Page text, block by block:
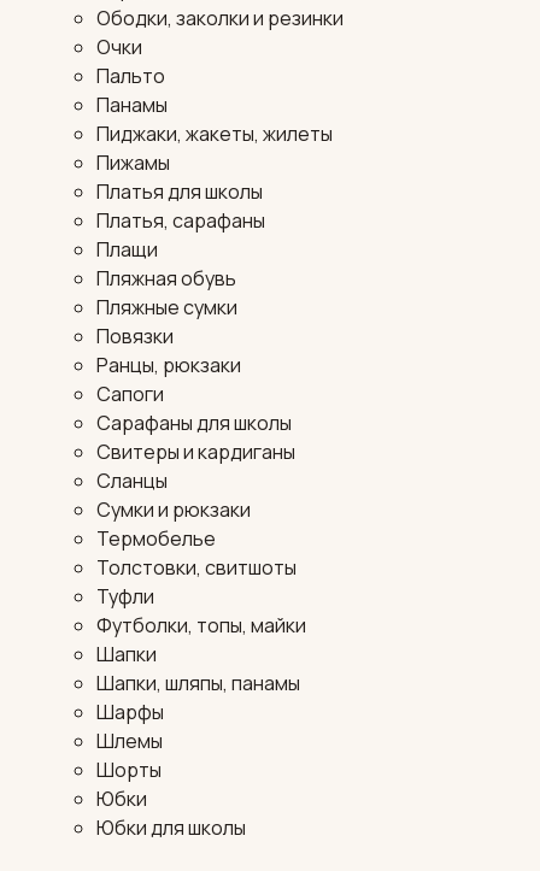
Ободки, заколки и резинки
Очки
Пальто
Панамы
Пиджаки, жакеты, жилеты
Пижамы
Платья для школы
Платья, сарафаны
Плащи
Пляжная обувь
Пляжные сумки
Повязки
Ранцы, рюкзаки
Сапоги
Сарафаны для школы
Свитеры и кардиганы
Сланцы
Сумки и рюкзаки
Термобелье
Толстовки, свитшоты
Туфли
Футболки, топы, майки
Шапки
Шапки, шляпы, панамы
Шарфы
Шлемы
Шорты
Юбки
Юбки для школы